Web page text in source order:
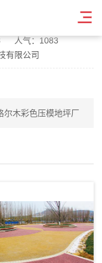
厂家
人气：1083
有限公司
尔木彩色压模地坪厂